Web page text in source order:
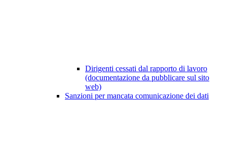
Dirigenti cessati dal rapporto di lavoro
(documentazione da pubblicare sul sito
web)
Sanzioni per mancata comunicazione dei dati